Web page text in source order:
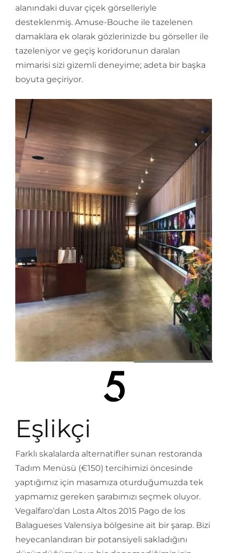
alanındaki duvar çiçek görselleriyle
desteklenmiş. Amuse-Bouche ile tazelenen
damaklara ek olarak gözlerinizde bu görseller ile
tazeleniyor ve geçiş koridorunun daralan
mimarisi sizi gizemli deneyime; adeta bir başka
boyuta geçiriyor.
Eşlikçi
Farklı skalalarda alternatifler sunan restoranda
Tadım Menüsü (€150) tercihimizi öncesinde
yaptığımız için masamıza oturduğumuzda tek
yapmamız gereken şarabımızı seçmek oluyor.
Vegalfaro’dan Losta Altos 2015 Pago de los
Balagueses Valensiya bölgesine ait bir şarap. Bizi
heyecanlandıran bir potansiyeli sakladığını